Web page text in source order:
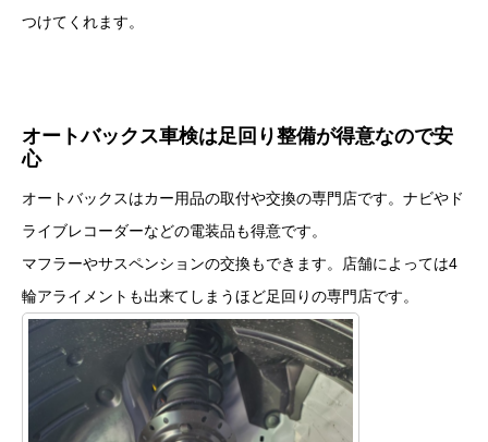
つけてくれます。
オートバックス車検は足回り整備が得意なので安
心
オートバックスはカー用品の取付や交換の専門店です。ナビやド
ライブレコーダーなどの電装品も得意です。
マフラーやサスペンションの交換もできます。店舗によっては4
輪アライメントも出来てしまうほど足回りの専門店です。